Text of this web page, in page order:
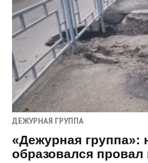
ДЕЖУРНАЯ ГРУППА
«Дежурная группа»:
образовался провал